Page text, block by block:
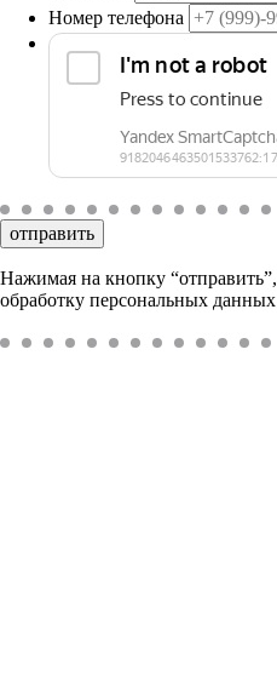
Номер телефона
отправить
Нажимая на кнопку
обработку персональных данных